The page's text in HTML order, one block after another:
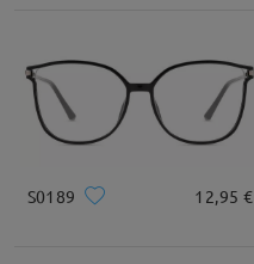
S0189 12,95 €